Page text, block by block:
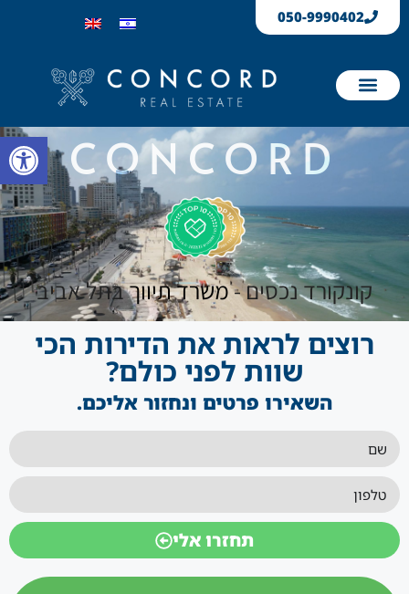
050-9990402
CONCORD
קונקורד נכסים -משרד תיווךבתל אביב
רוצים לראות את הדירות הכי
שוות לפני כולם?
השאירו פרטים ונחזור אליכם.
תחזרו אלי